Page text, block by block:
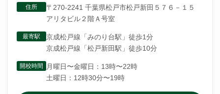
住所
〒270-2241 千葉県松戸市松戸新田５７６－１５
アリタビル２階Ａ号室
最寄駅
京成松戸線「みのり台駅」徒歩1分
京成松戸線「松戸新田駅」徒歩10分
開校時間
月曜日〜金曜日：13時〜22時
土曜日：12時30分〜19時